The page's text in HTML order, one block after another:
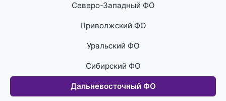
Северо-Западный ФО
Приволжский ФО
Уральский ФО
Сибирский ФО
Дальневосточный ФО